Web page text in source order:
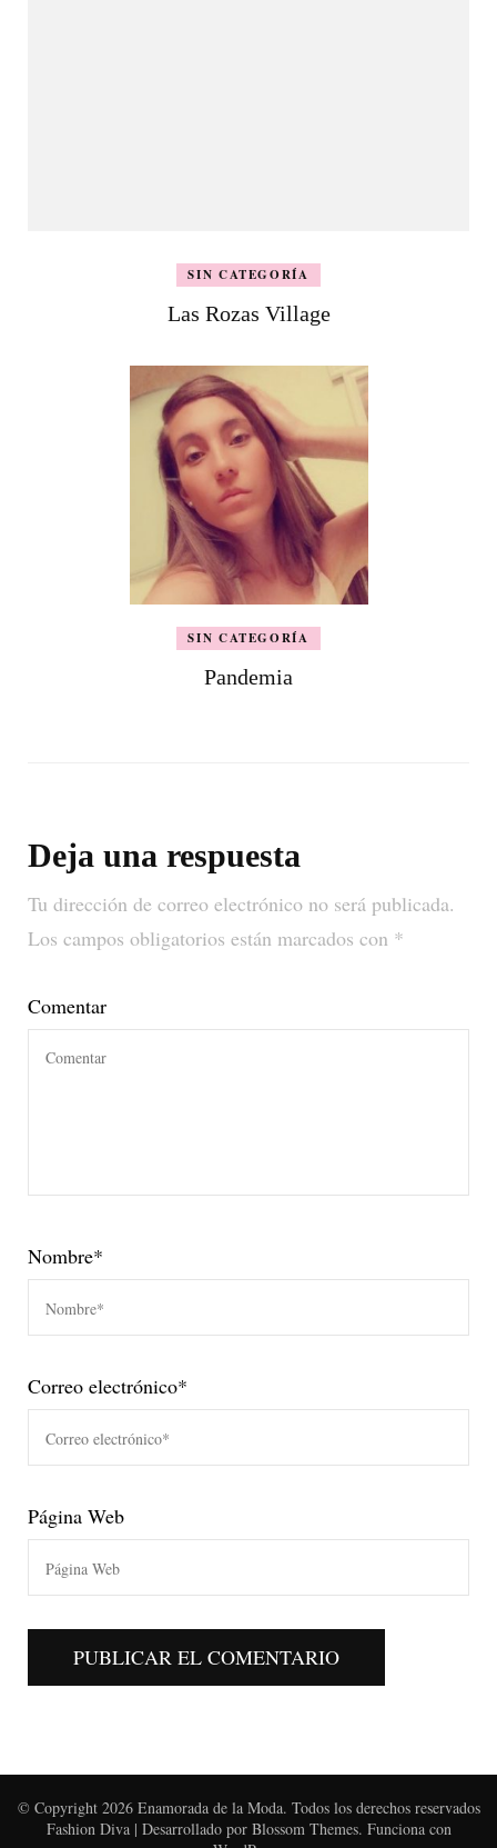
SIN CATEGORÍA
Las Rozas Village
SIN CATEGORÍA
Pandemia
Deja una respuesta
Tu dirección de correo electrónico no será publicada.
Los campos obligatorios están marcados con *
Comentar
Nombre*
Correo electrónico*
Página Web
© Copyright 2026 Enamorada de la Moda. Todos los derechos reservados
Fashion Diva | Desarrollado por Blossom Themes. Funciona con